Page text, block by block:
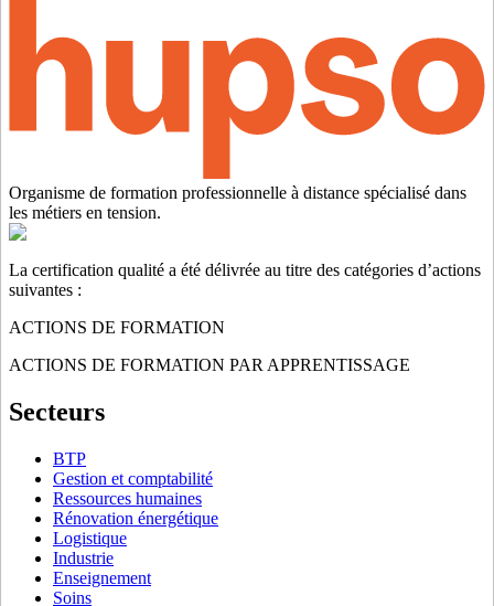
Organisme de formation professionnelle à distance spécialisé dans
les métiers en tension.
La certification qualité a été délivrée au titre des catégories d’actions
suivantes :
ACTIONS DE FORMATION
ACTIONS DE FORMATION PAR APPRENTISSAGE
Secteurs
BTP
Gestion et comptabilité
Ressources humaines
Rénovation énergétique
Logistique
Industrie
Enseignement
Soins